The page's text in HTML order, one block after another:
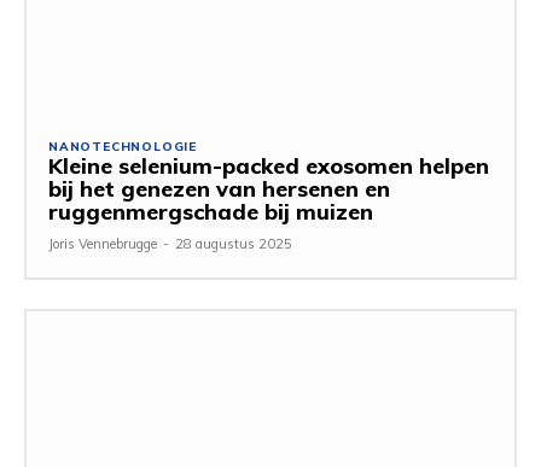
NANOTECHNOLOGIE
Kleine selenium-packed exosomen helpen
bij het genezen van hersenen en
ruggenmergschade bij muizen
Joris Vennebrugge - 28 augustus 2025